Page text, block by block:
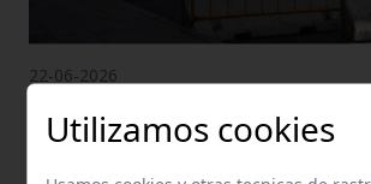
22-06-2026
Juan XXIII inicia su
Utilizamos cookies